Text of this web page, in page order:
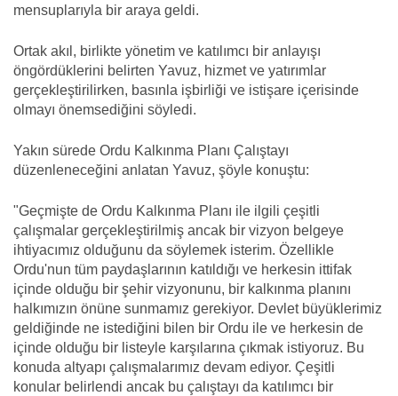
mensuplarıyla bir araya geldi.
Ortak akıl, birlikte yönetim ve katılımcı bir anlayışı
öngördüklerini belirten Yavuz, hizmet ve yatırımlar
gerçekleştirilirken, basınla işbirliği ve istişare içerisinde
olmayı önemsediğini söyledi.
Yakın sürede Ordu Kalkınma Planı Çalıştayı
düzenleneceğini anlatan Yavuz, şöyle konuştu:
"Geçmişte de Ordu Kalkınma Planı ile ilgili çeşitli
çalışmalar gerçekleştirilmiş ancak bir vizyon belgeye
ihtiyacımız olduğunu da söylemek isterim. Özellikle
Ordu'nun tüm paydaşlarının katıldığı ve herkesin ittifak
içinde olduğu bir şehir vizyonunu, bir kalkınma planını
halkımızın önüne sunmamız gerekiyor. Devlet büyüklerimiz
geldiğinde ne istediğini bilen bir Ordu ile ve herkesin de
içinde olduğu bir listeyle karşılarına çıkmak istiyoruz. Bu
konuda altyapı çalışmalarımız devam ediyor. Çeşitli
konular belirlendi ancak bu çalıştayı da katılımcı bir